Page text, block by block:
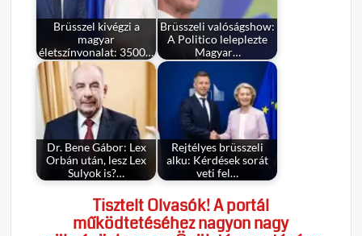
Brüsszel kivégzi a
magyar
életszínvonalat: 3500…
Brüsszeli valóságshow:
A Politico leleplezte
Magyar…
Dr. Bene Gábor: Lex
Orbán után, lesz Lex
Sulyok is?…
Rejtélyes brüsszeli
alku: Kérdések sorát
veti fel…
Tisztelt Olvasók! A portál
működtetéséhez nagyon nagy